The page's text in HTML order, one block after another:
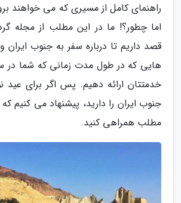
راهنمای کامل از مسیری که می خواهند
اما چطور؟! ما در این مطلب از مجله
قصد داریم تا درباره سفر به جنوب
هایی که در طول مدت زمانی که شما در
خدمتتان ارائه دهیم. پس اگر برای عید
جنوب ایران را دارید، پیشنهاد می کنیم که
مطلب همراهی کنید.